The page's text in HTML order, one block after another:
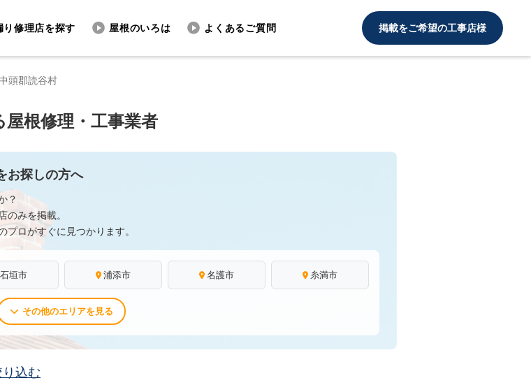
り修理店を探す 屋根のいろは よくあるご質問 掲載をご希望の工事店様
頭郡読谷村
根修理・工事業者
お探しの方へ
？
のみを掲載。
ロがすぐに見つかります。
石垣市 浦添市 名護市 糸満市
その他のエリアを見る
込む